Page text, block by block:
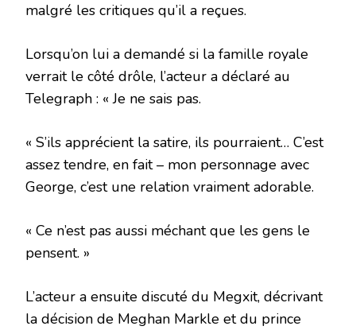
malgré les critiques qu’il a reçues.
Lorsqu’on lui a demandé si la famille royale
verrait le côté drôle, l’acteur a déclaré au
Telegraph : « Je ne sais pas.
« S’ils apprécient la satire, ils pourraient… C’est
assez tendre, en fait – mon personnage avec
George, c’est une relation vraiment adorable.
« Ce n’est pas aussi méchant que les gens le
pensent. »
L’acteur a ensuite discuté du Megxit, décrivant
la décision de Meghan Markle et du prince